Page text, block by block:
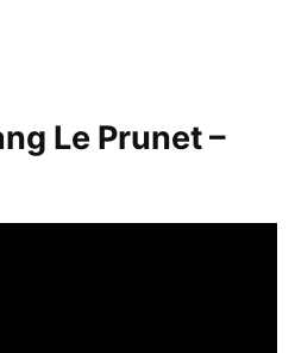
Le Prunet –